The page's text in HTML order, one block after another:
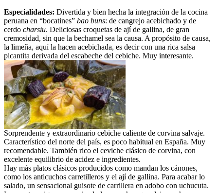
Especialidades: Divertida y bien hecha la integración de la cocina
peruana en “bocatines” bao buns: de cangrejo acebichado y de
cerdo charsiu. Deliciosas croquetas de ají de gallina, de gran
cremosidad, sin que la bechamel sea la causa. A propósito de causa,
la limeña, aquí la hacen acebichada, es decir con una rica salsa
picantita derivada del escabeche del cebiche. Muy interesante.
Sorprendente y extraordinario cebiche caliente de corvina salvaje.
Característico del norte del país, es poco habitual en España. Muy
recomendable. También rico el ceviche clásico de corvina, con
excelente equilibrio de acidez e ingredientes.
Hay más platos clásicos producidos como mandan los cánones,
como los anticuchos carretilleros y el ají de gallina. Para acabar lo
salado, un sensacional guisote de carrillera en adobo con uchucuta.